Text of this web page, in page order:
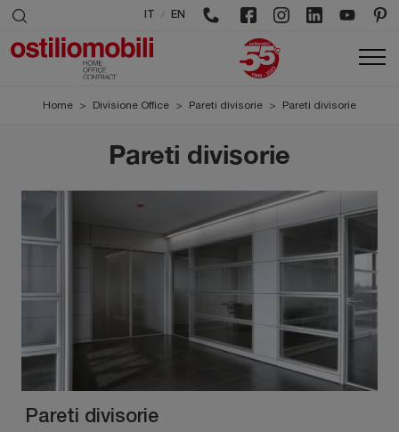
/ EN
Home > Divisione Office > Pareti divisorie > Pareti divisorie
Pareti divisorie
Pareti divisorie